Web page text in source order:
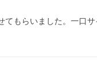
もらいました。一口